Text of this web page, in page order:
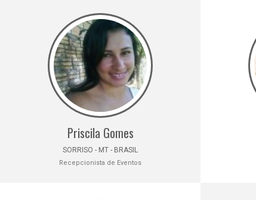
Priscila Gomes
SORRISO - MT - BRASIL
Recepcionista de Eventos